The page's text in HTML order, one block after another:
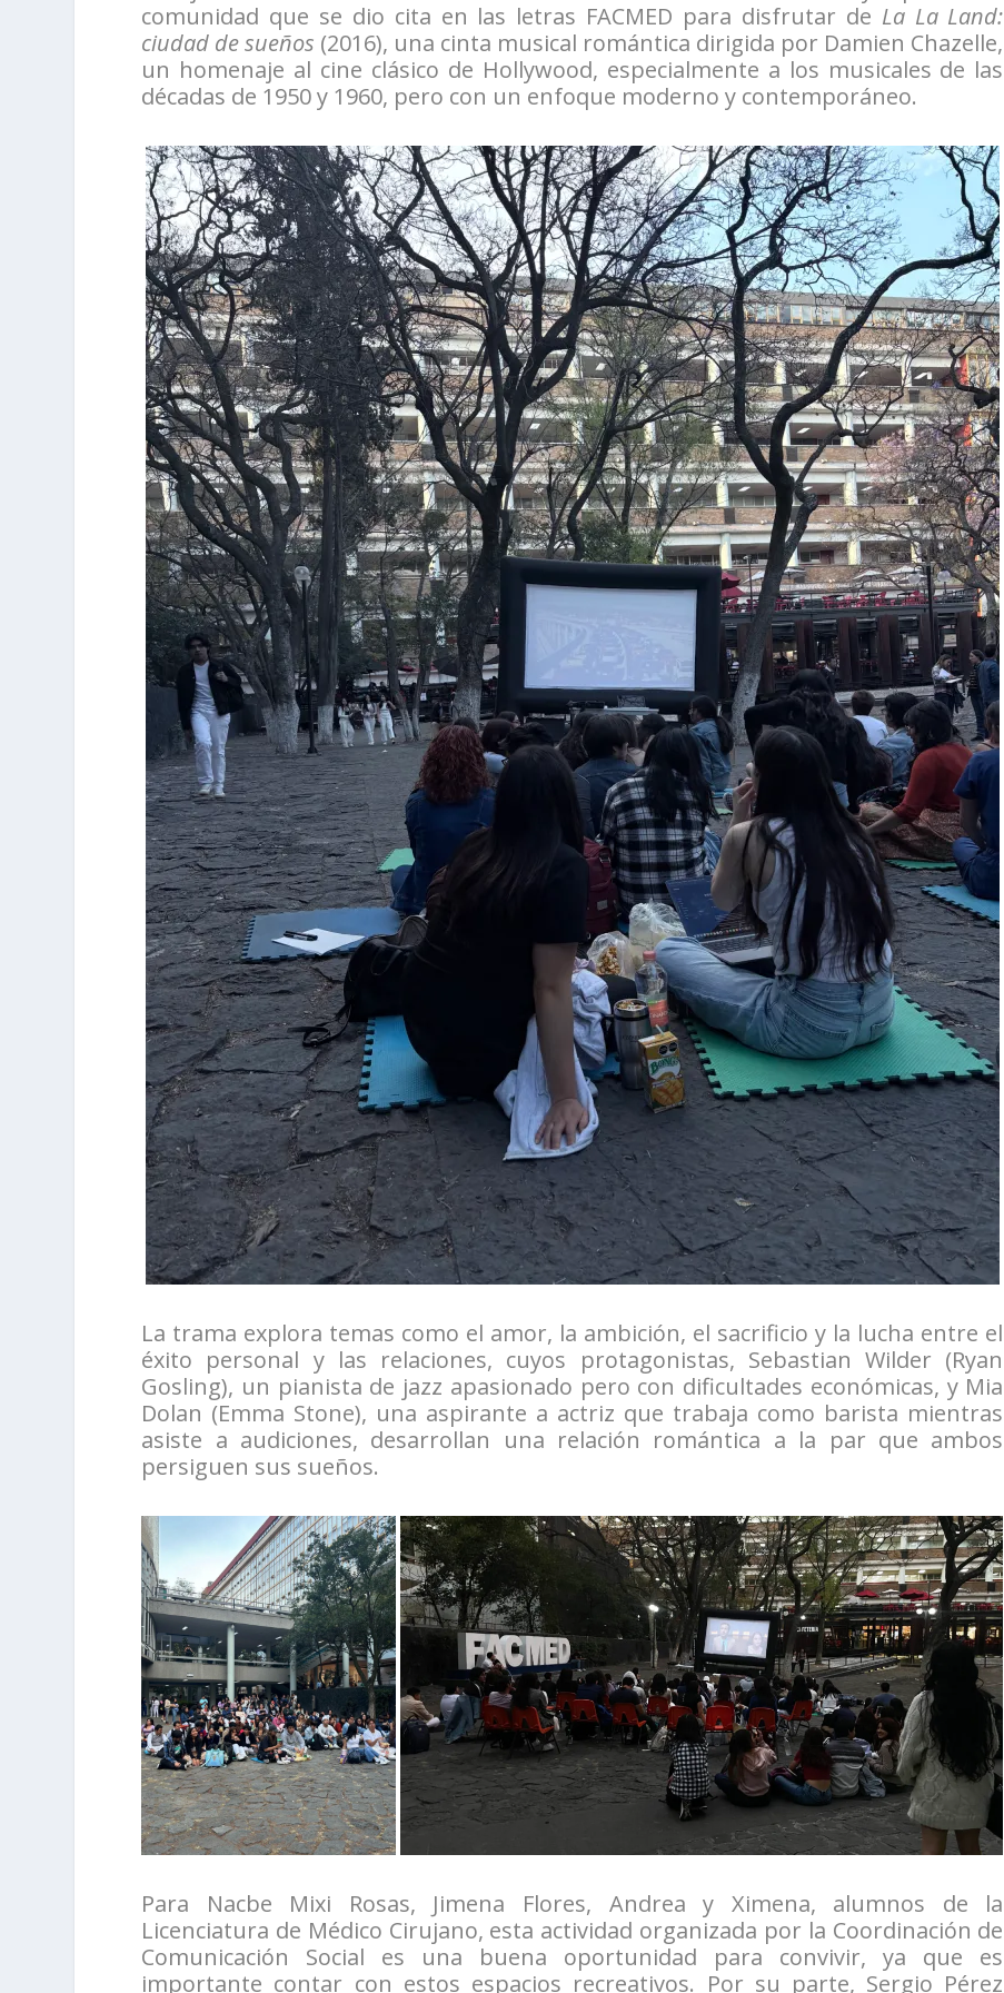
comunidad que se dio cita en las letras FACMED para disfrutar de La La Land:
ciudad de sueños (2016), una cinta musical romántica dirigida por Damien Chazelle,
un homenaje al cine clásico de Hollywood, especialmente a los musicales de las
décadas de 1950 y 1960, pero con un enfoque moderno y contemporáneo.
La trama explora temas como el amor, la ambición, el sacrificio y la lucha entre el
éxito personal y las relaciones, cuyos protagonistas, Sebastian Wilder (Ryan
Gosling), un pianista de jazz apasionado pero con dificultades económicas, y Mia
Dolan (Emma Stone), una aspirante a actriz que trabaja como barista mientras
asiste a audiciones, desarrollan una relación romántica a la par que ambos
persiguen sus sueños.
Para Nacbe Mixi Rosas, Jimena Flores, Andrea y Ximena, alumnos de la
Licenciatura de Médico Cirujano, esta actividad organizada por la Coordinación de
Comunicación Social es una buena oportunidad para convivir, ya que es
importante contar con estos espacios recreativos. Por su parte, Sergio Pérez